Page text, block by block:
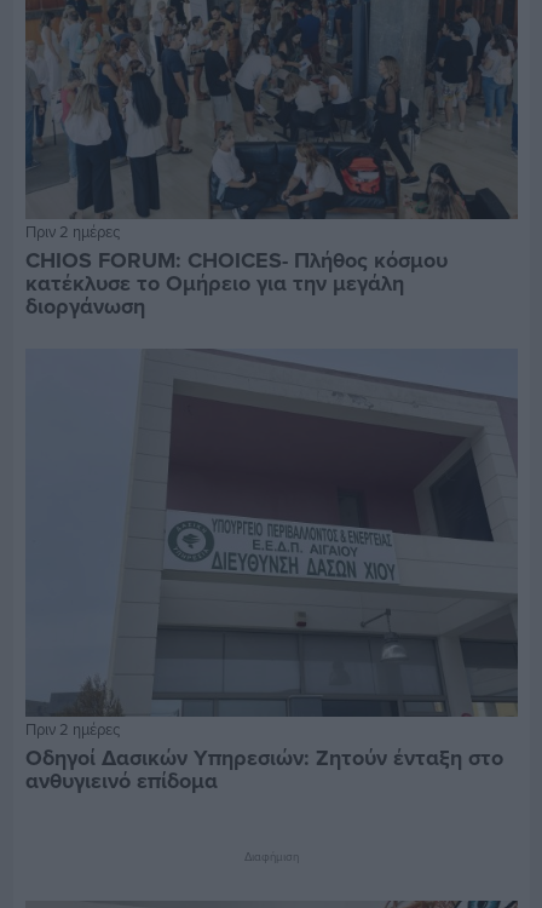
Πριν 2 ημέρες
CHIOS FORUM: CHOICES- Πλήθος κόσμου
κατέκλυσε το Ομήρειο για την μεγάλη
διοργάνωση
Πριν 2 ημέρες
Οδηγοί Δασικών Υπηρεσιών: Ζητούν ένταξη στο
ανθυγιεινό επίδομα
Διαφήμιση